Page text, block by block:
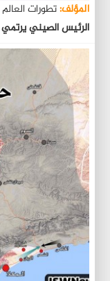
المؤلف:تطورات
الرئيس الصيني